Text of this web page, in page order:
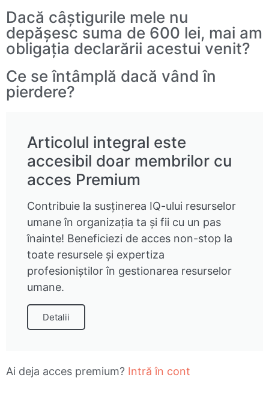
Dacă câștigurile mele nu
depășesc suma de 600 lei, mai am
obligația declarării acestui venit?
Ce se întâmplă dacă vând în
pierdere?
Articolul integral este
accesibil doar membrilor cu
acces Premium
Contribuie la susținerea IQ-ului resurselor
umane în organizația ta și fii cu un pas
înainte! Beneficiezi de acces non-stop la
toate resursele și expertiza
profesioniștilor în gestionarea resurselor
umane.
Detalii
Ai deja acces premium? Intră în cont